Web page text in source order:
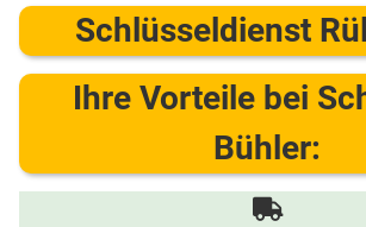
Schlüsseldienst
Ihre Vorteile bei
Bühler: